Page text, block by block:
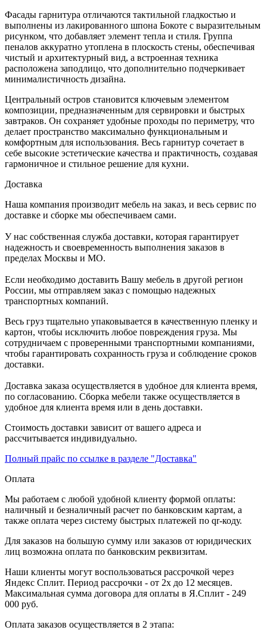
Фасады гарнитура отличаются тактильной гладкостью и
выполнены из лакированного шпона Бокоте с выразительным
рисунком, что добавляет элемент тепла и стиля. Группа
пеналов аккуратно утоплена в плоскость стены, обеспечивая
чистый и архитектурный вид, а встроенная техника
расположена заподлицо, что дополнительно подчеркивает
минималистичность дизайна.
Центральный остров становится ключевым элементом
композиции, предназначенным для сервировки и быстрых
завтраков. Он сохраняет удобные проходы по периметру, что
делает пространство максимально функциональным и
комфортным для использования. Весь гарнитур сочетает в
себе высокие эстетические качества и практичность, создавая
гармоничное и стильное решение для кухни.
Доставка
Наша компания производит мебель на заказ, и весь сервис по
доставке и сборке мы обеспечиваем сами.
У нас собственная служба доставки, которая гарантирует
надежность и своевременность выполнения заказов в
пределах Москвы и МО.
Если необходимо доставить Вашу мебель в другой регион
России, мы отправляем заказ с помощью надежных
транспортных компаний.
Весь груз тщательно упаковывается в качественную пленку и
картон, чтобы исключить любое повреждения груза. Мы
сотрудничаем с проверенными транспортными компаниями,
чтобы гарантировать сохранность груза и соблюдение сроков
доставки.
Доставка заказа осуществляется в удобное для клиента время,
по согласованию. Сборка мебели также осуществляется в
удобное для клиента время или в день доставки.
Стоимость доставки зависит от вашего адреса и
рассчитывается индивидуально.
Полный прайс по ссылке в разделе "Доставка"
Оплата
Мы работаем с любой удобной клиенту формой оплаты:
наличный и безналичный расчет по банковским картам, а
также оплата через систему быстрых платежей по qr-коду.
Для заказов на большую сумму или заказов от юридических
лиц возможна оплата по банковским реквизитам.
Наши клиенты могут воспользоваться рассрочкой через
Яндекс Сплит. Период рассрочки - от 2х до 12 месяцев.
Максимальная сумма договора для оплаты в Я.Сплит - 249
000 руб.
Оплата заказов осуществляется в 2 этапа: